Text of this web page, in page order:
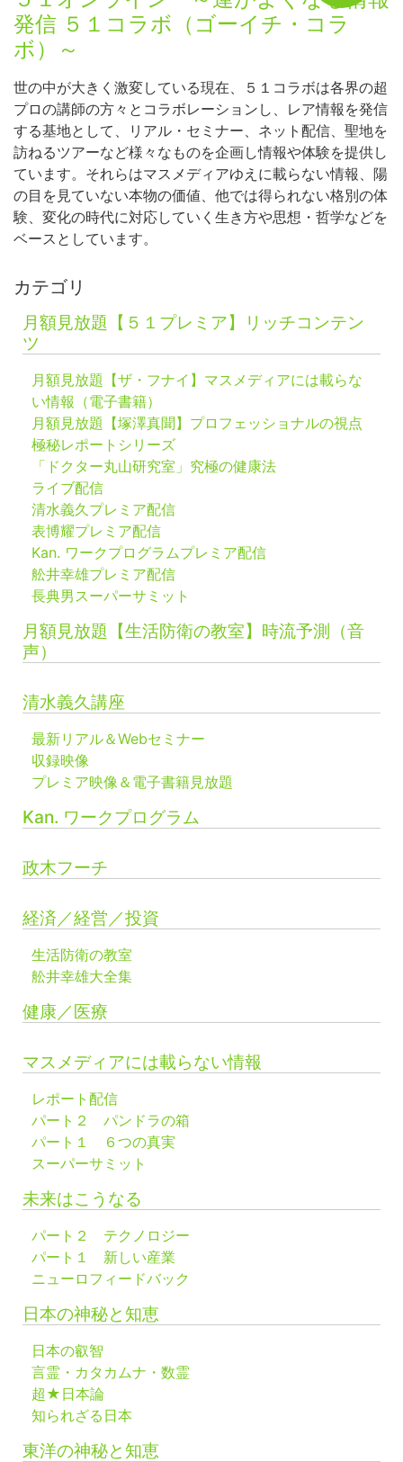
発信 ５１コラボ（ゴーイチ・コラ
ボ）～
世の中が大きく激変している現在、５１コラボは各界の超
プロの講師の方々とコラボレーションし、レア情報を発信
する基地として、リアル・セミナー、ネット配信、聖地を
訪ねるツアーなど様々なものを企画し情報や体験を提供し
ています。それらはマスメディアゆえに載らない情報、陽
の目を見ていない本物の価値、他では得られない格別の体
験、変化の時代に対応していく生き方や思想・哲学などを
ベースとしています。
カテゴリ
月額見放題【５１プレミア】リッチコンテン
ツ
月額見放題【ザ・フナイ】マスメディアには載らな
い情報（電子書籍）
月額見放題【塚澤真聞】プロフェッショナルの視点
極秘レポートシリーズ
「ドクター丸山研究室」究極の健康法
ライブ配信
清水義久プレミア配信
表博耀プレミア配信
Kan. ワークプログラムプレミア配信
舩井幸雄プレミア配信
長典男スーパーサミット
月額見放題【生活防衛の教室】時流予測（音
声）
清水義久講座
最新リアル＆Webセミナー
収録映像
プレミア映像＆電子書籍見放題
Kan. ワークプログラム
政木フーチ
経済／経営／投資
生活防衛の教室
舩井幸雄大全集
健康／医療
マスメディアには載らない情報
レポート配信
パート２ パンドラの箱
パート１ ６つの真実
スーパーサミット
未来はこうなる
パート２ テクノロジー
パート１ 新しい産業
ニューロフィードバック
日本の神秘と知恵
日本の叡智
言霊・カタカムナ・数霊
超★日本論
知られざる日本
東洋の神秘と知恵